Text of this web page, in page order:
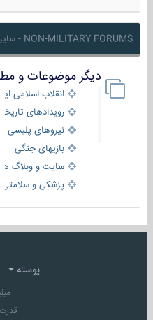
NON-MILITARY FORUMS - سایر بخشها
دیگر موضوعات و
انقلاب اسلامی ایران
رویدادهای
نیروهای پلیسی
بازیهای جنگی
سایت و وبلاگ ها
پزشکی و سلامتی
پوسته
قدرت از IPS